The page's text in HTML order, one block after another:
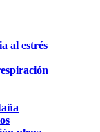
al estrés